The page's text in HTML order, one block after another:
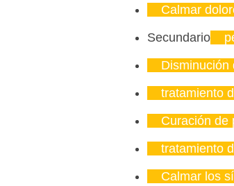
Calmar
Secundario
Disminución
tratamiento
Curación de
tratamiento
Calmar los